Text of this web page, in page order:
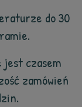
do 30
jest czasem
zamówień